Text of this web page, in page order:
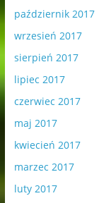
październik 2017
wrzesień 2017
sierpień 2017
lipiec 2017
czerwiec 2017
maj 2017
kwiecień 2017
marzec 2017
luty 2017